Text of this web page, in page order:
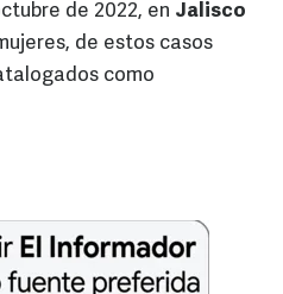
de 2022, en Jalisco
de estos casos
como